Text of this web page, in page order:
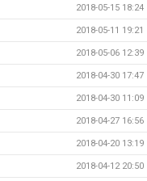
2018-05-15 18:24
2018-05-11 19:21
2018-05-06 12:39
2018-04-30 17:47
2018-04-30 11:09
2018-04-27 16:56
2018-04-20 13:19
2018-04-12 20:50